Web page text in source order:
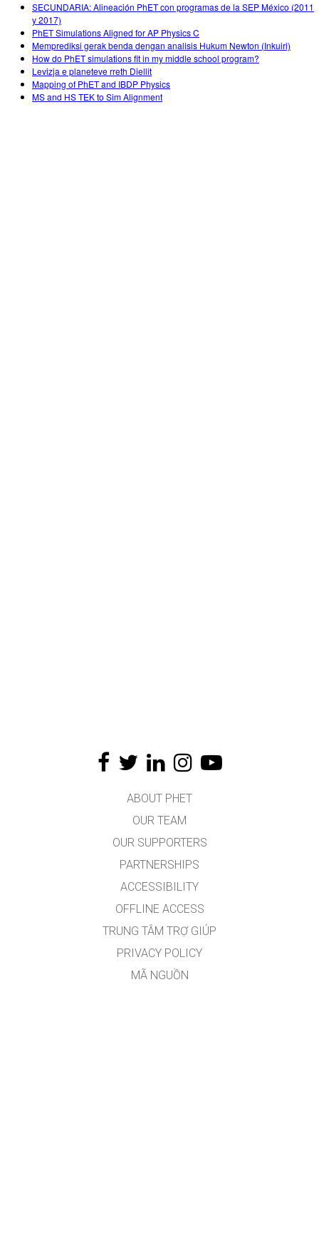
SECUNDARIA: Alineación PhET con programas de la SEP México (2011
y 2017)
PhET Simulations Aligned for AP Physics C
Memprediksi gerak benda dengan analisis Hukum Newton (Inkuiri)
How do PhET simulations fit in my middle school program?
Levizja e planeteve rreth Diellit
Mapping of PhET and IBDP Physics
MS and HS TEK to Sim Alignment
ABOUT PHET
OUR TEAM
OUR SUPPORTERS
PARTNERSHIPS
ACCESSIBILITY
OFFLINE ACCESS
TRUNG TÂM TRỢ GIÚP
PRIVACY POLICY
MÃ NGUỒN